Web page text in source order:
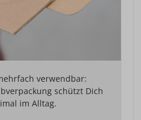
verwendbar:
schützt Dich
im Alltag.